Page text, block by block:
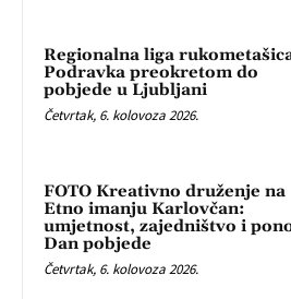
Regionalna liga
Podravka preokretom do
pobjede u Ljubljani
Četvrtak, 6. kolovoza 2026.
FOTO Kreativno druženje na
Etno imanju Karlovčan:
umjetnost, zajedništvo i
Dan pobjede
Četvrtak, 6. kolovoza 2026.